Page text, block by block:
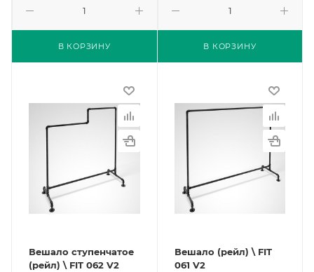
В КОРЗИНУ В КОРЗИНУ
Вешало ступенчатое
(рейл) \ FIT 062 V2
Вешало (рейл) \ FIT
061 V2